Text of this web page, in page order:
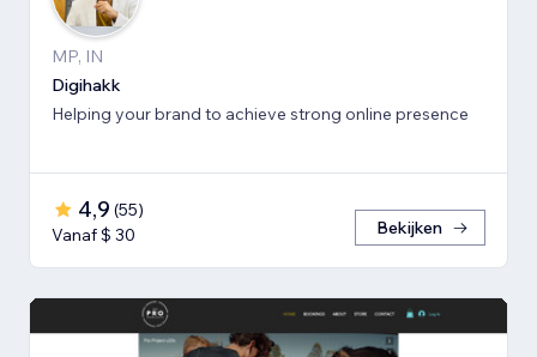
MP, IN
Digihakk
Helping your brand to achieve strong online presence
4,9 (55)
Vanaf $ 30
Bekijken